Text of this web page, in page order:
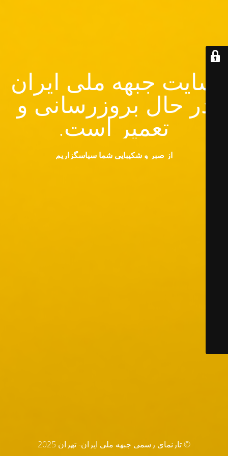
سایت جبهه ملی ایران
در حال بروزرسانی و
تعمیر است.
از صبر و شکیبایی شما سپاسگزاریم
© تارنماي رسمي جبهه ملي ايران- تهران 2025